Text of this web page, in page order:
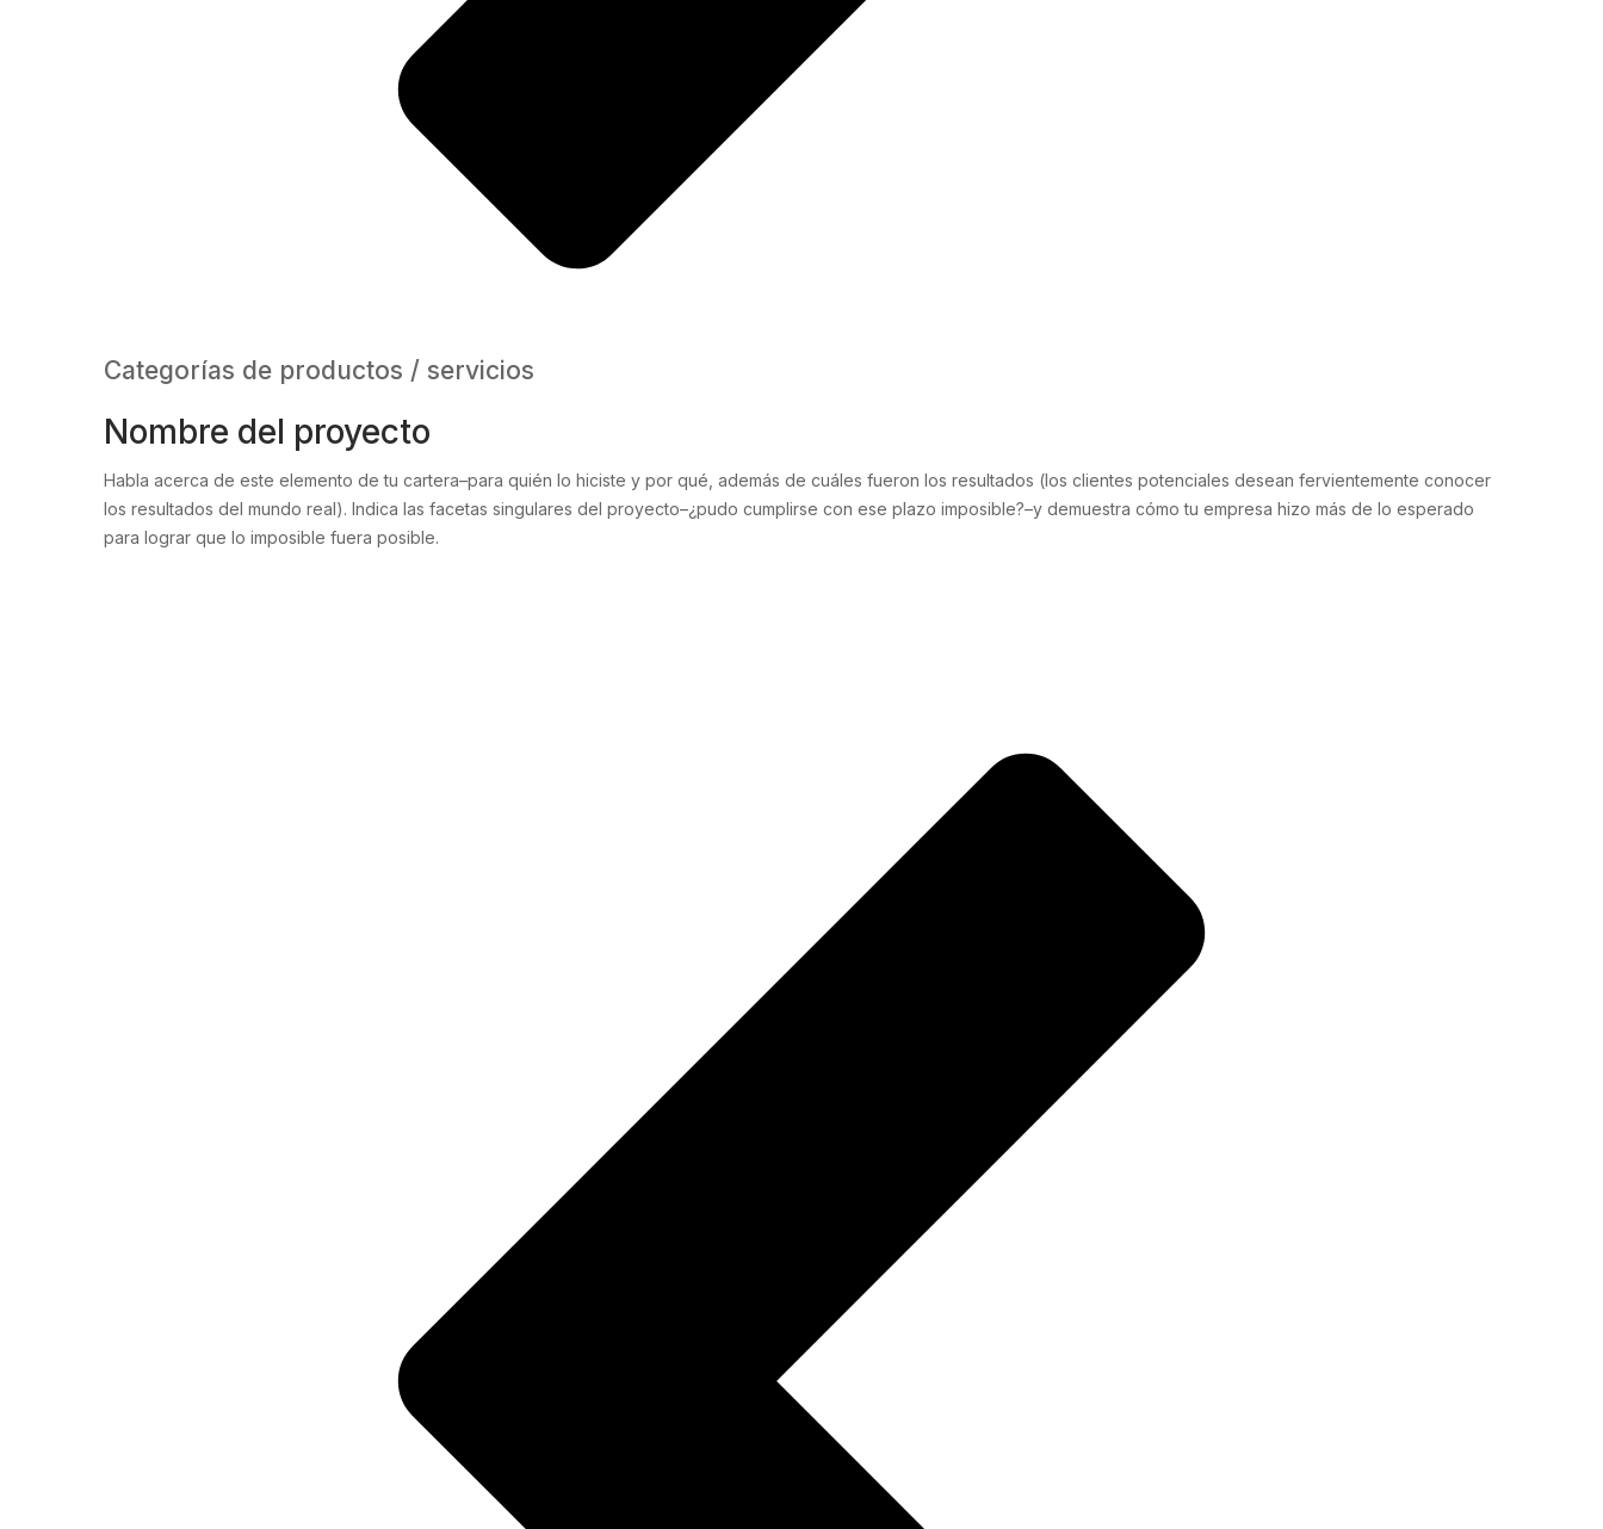
Categorías de productos / servicios
Nombre del proyecto
Habla acerca de este elemento de tu cartera–para quién lo hiciste y por qué, además de cuáles fueron los resultados (los clientes potenciales desean fervientemente conocer
los resultados del mundo real). Indica las facetas singulares del proyecto–¿pudo cumplirse con ese plazo imposible?–y demuestra cómo tu empresa hizo más de lo esperado
para lograr que lo imposible fuera posible.